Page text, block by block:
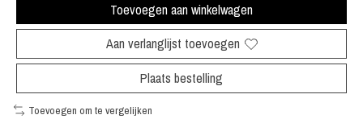
Toevoegen aan winkelwagen
Aan verlanglijst toevoegen
Plaats bestelling
Toevoegen om te vergelijken